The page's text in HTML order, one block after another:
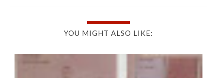
YOU MIGHT ALSO LIKE: